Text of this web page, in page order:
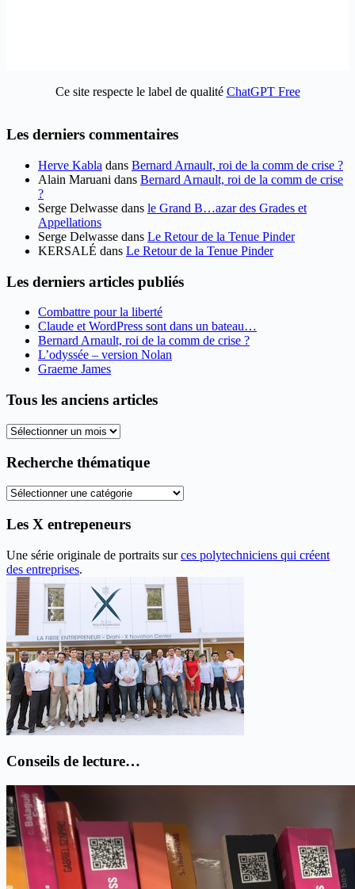
Ce site respecte le label de qualité ChatGPT Free
Les derniers commentaires
Herve Kabla dans Bernard Arnault, roi de la comm de crise ?
Alain Maruani dans Bernard Arnault, roi de la comm de crise
?
Serge Delwasse dans le Grand B…azar des Grades et
Appellations
Serge Delwasse dans Le Retour de la Tenue Pinder
KERSALÉ dans Le Retour de la Tenue Pinder
Les derniers articles publiés
Combattre pour la liberté
Claude et WordPress sont dans un bateau…
Bernard Arnault, roi de la comm de crise ?
L’odyssée – version Nolan
Graeme James
Tous les anciens articles
Tous
anciens
Recherche thématique
Recherche
Les X entrepeneurs
Une série originale de portraits surces polytechniciens qui créent
des entreprises.
Conseils de lecture…